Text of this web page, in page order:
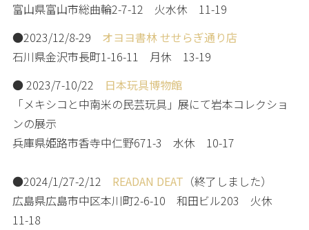
富山県富山市総曲輪2-7-12 火水休 11-19
●2023/12/8-29 オヨヨ書林 せせらぎ通り店
石川県金沢市長町1-16-11 月休 13-19
● 2023/7-10/22 日本玩具博物館
「メキシコと中南米の民芸玩具」展にて岩本コレクショ
ンの展示
兵庫県姫路市香寺中仁野671-3 水休 10-17
●2024/1/27-2/12 READAN DEAT （終了しました）
広島県広島市中区本川町2-6-10 和田ビル203 火休
11-18